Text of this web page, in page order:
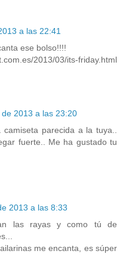
a las 22:41
ese bolso!!!!
2013/03/its-friday.html
2013 a las 23:20
parecida a la tuya..
fuerte.. Me ha gustado tu
2013 a las 8:33
las rayas y como tú de
me encanta, es súper